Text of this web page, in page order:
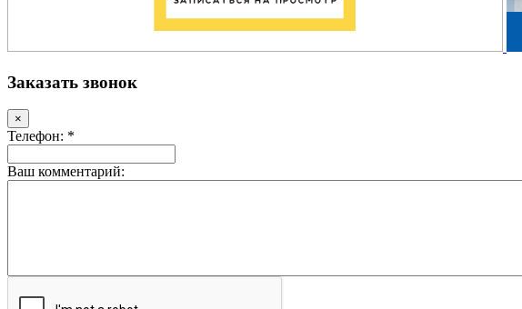
Заказать звонок
×
Телефон: *
Ваш комментарий: